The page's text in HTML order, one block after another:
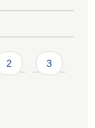
2 3